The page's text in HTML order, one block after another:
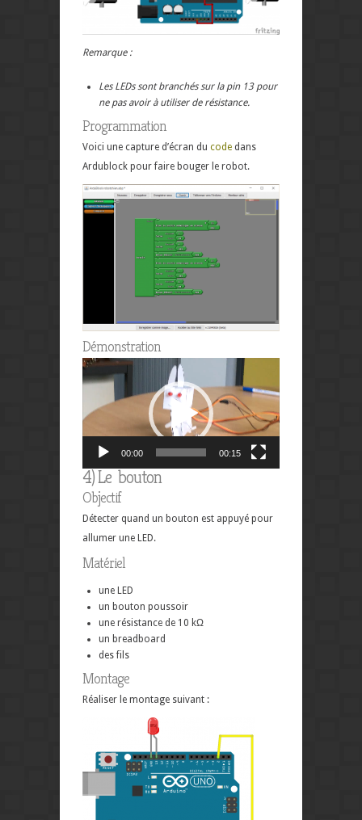
Remarque :
Les LEDs sont branchés sur la pin 13 pour
ne pas avoir à utiliser de résistance.
Programmation
Voici une capture d’écran du code dans
Ardublock pour faire bouger le robot.
Démonstration
Lecteur
vidéo
00:00 00:15
4) Le bouton
Objectif
Détecter quand un bouton est appuyé pour
allumer une LED.
Matériel
une LED
un bouton poussoir
une résistance de 10 kΩ
un breadboard
des fils
Montage
Réaliser le montage suivant :